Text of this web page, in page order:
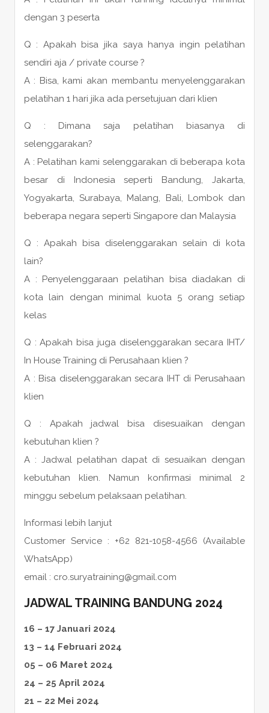
dengan 3 peserta
Q : Apakah bisa jika saya hanya ingin pelatihan
sendiri aja / private course ?
A : Bisa, kami akan membantu menyelenggarakan
pelatihan 1 hari jika ada persetujuan dari klien
Q : Dimana saja pelatihan biasanya di
selenggarakan?
A : Pelatihan kami selenggarakan di beberapa kota
besar di Indonesia seperti Bandung, Jakarta,
Yogyakarta, Surabaya, Malang, Bali, Lombok dan
beberapa negara seperti Singapore dan Malaysia
Q : Apakah bisa diselenggarakan selain di kota
lain?
A : Penyelenggaraan pelatihan bisa diadakan di
kota lain dengan minimal kuota 5 orang setiap
kelas
Q : Apakah bisa juga diselenggarakan secara IHT/
In House Training di Perusahaan klien ?
A : Bisa diselenggarakan secara IHT di Perusahaan
klien
Q : Apakah jadwal bisa disesuaikan dengan
kebutuhan klien ?
A : Jadwal pelatihan dapat di sesuaikan dengan
kebutuhan klien. Namun konfirmasi minimal 2
minggu sebelum pelaksaan pelatihan.
Informasi lebih lanjut
Customer Service : +62 821-1058-4566 (Available
WhatsApp)
email : cro.suryatraining@gmail.com
JADWAL TRAINING BANDUNG 2024
16 – 17 Januari 2024
13 – 14 Februari 2024
05 – 06 Maret 2024
24 – 25 April 2024
21 – 22 Mei 2024